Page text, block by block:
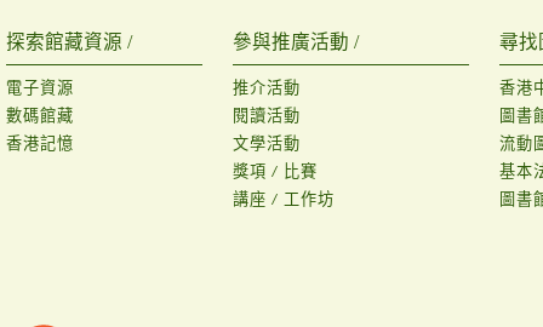
探索館藏資源 /
電子資源
數碼館藏
香港記憶
參與推廣活動 /
推介活動
閱讀活動
文學活動
獎項 / 比賽
講座 / 工作坊
尋找
香港
圖書
流動
基本
圖書